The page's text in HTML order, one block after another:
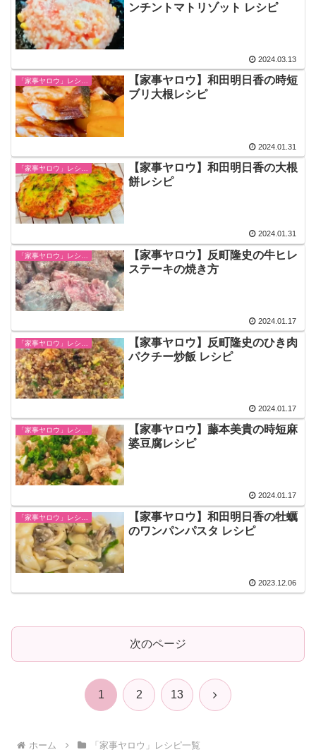
ンチントマトリゾット レシピ
2024.03.13
「家事ヤロウ」レシピ一覧
【家事ヤロウ】和田明日香の時短
ブリ大根レシピ
2024.01.31
【家事ヤロウ】和田明日香の大根
餅レシピ
2024.01.31
【家事ヤロウ】反町隆史の牛ヒレ
ステーキの焼き方
2024.01.17
【家事ヤロウ】反町隆史のひき肉
パクチー炒飯 レシピ
2024.01.17
「家事ヤロウ」レシピ一覧
【家事ヤロウ】藤本美貴の時短麻
婆豆腐レシピ
2024.01.17
【家事ヤロウ】和田明日香の牡蠣
のワンパンパスタ レシピ
2023.12.06
次のページ
1 2 13 次
ホーム 「家事ヤロウ」レシピ一覧